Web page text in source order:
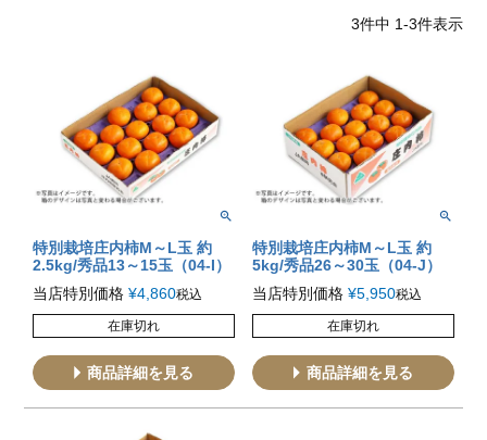
3件中 1-3件表示
特別栽培庄内柿M～L玉 約
2.5kg/秀品13～15玉（04-I）
当店特別価格 ¥4,860税込
在庫切れ
商品詳細を見る
特別栽培庄内柿M～L玉 約
5kg/秀品26～30玉（04-J）
当店特別価格 ¥5,950税込
在庫切れ
商品詳細を見る